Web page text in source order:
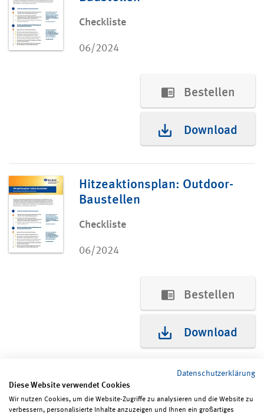
Checkliste
06/2024
Bestellen
Download
Hitzeaktionsplan: Outdoor-
Baustellen
Checkliste
06/2024
Bestellen
Download
Seite teilen Seite drucken
Datenschutzerklärung
Diese Website verwendet Cookies
Wir nutzen Cookies, um die Website-Zugriffe zu analysieren und die Website zu
verbessern, personalisierte Inhalte anzuzeigen und Ihnen ein großartiges